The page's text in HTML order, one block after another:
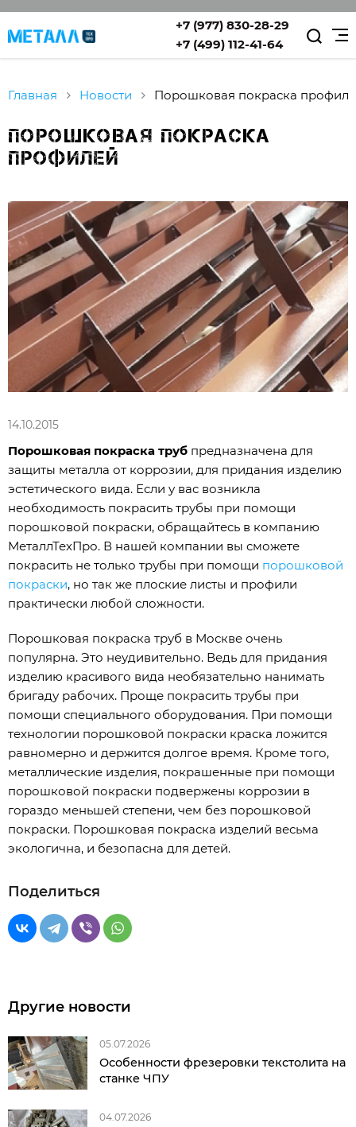
+7 (977) 830-28-29
+7 (499) 112-41-64
Главная Новости Порошковая покраска
Порошковая покраска
профилей
14.10.2015
Порошковая покраска труб предназначена для
защиты металла от коррозии, для придания изделию
эстетического вида. Если у вас возникла
необходимость покрасить трубы при помощи
порошковой покраски, обращайтесь в компанию
МеталлТехПро. В нашей компании вы сможете
покрасить не только трубы при помощи порошковой
покраски, но так же плоские листы и профили
практически любой сложности.
Порошковая покраска труб в Москве очень
популярна. Это неудивительно. Ведь для придания
изделию красивого вида необязательно нанимать
бригаду рабочих. Проще покрасить трубы при
помощи специального оборудования. При помощи
технологии порошковой покраски краска ложится
равномерно и держится долгое время. Кроме того,
металлические изделия, покрашенные при помощи
порошковой покраски подвержены коррозии в
гораздо меньшей степени, чем без порошковой
покраски. Порошковая покраска изделий весьма
экологична, и безопасна для детей.
Поделиться
Другие новости
05.07.2026
Особенности фрезеровки текстолита на
станке ЧПУ
04.07.2026